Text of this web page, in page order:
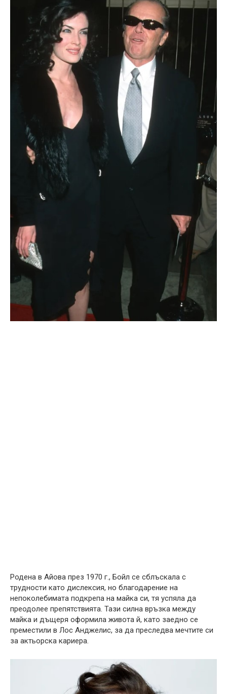
Родена в Айова през 1970 г., Бойл се сблъскала с
трудности като дислексия, но благодарение на
непоколебимата подкрепа на майка си, тя успяла да
преодолее препятствията. Тази силна връзка между
майка и дъщеря оформила живота й, като заедно се
преместили в Лос Анджелис, за да преследва мечтите си
за актьорска кариера.